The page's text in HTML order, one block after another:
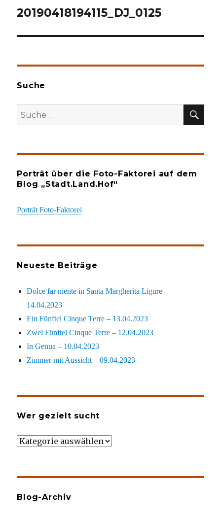
20190418194115_DJ_0125
Suche
Suche
nach:
Porträt über die Foto-Faktorei auf dem
Blog „Stadt.Land.Hof“
Porträt Foto-Faktorei
Neueste Beiträge
Dolce far niente in Santa Margherita Ligure –
14.04.2023
Ein Fünftel Cinque Terre – 13.04.2023
Zwei Fünftel Cinque Terre – 12.04.2023
In Genua – 10.04.2023
Zimmer mit Aussicht – 09.04.2023
Wer gezielt sucht
Wer
Blog-Archiv